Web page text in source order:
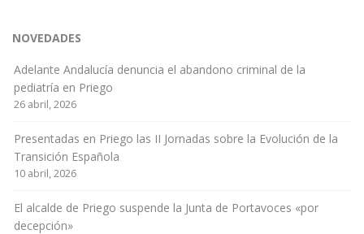
NOVEDADES
Adelante Andalucía denuncia el abandono criminal de la
pediatría en Priego
26 abril, 2026
Presentadas en Priego las II Jornadas sobre la Evolución de la
Transición Española
10 abril, 2026
El alcalde de Priego suspende la Junta de Portavoces «por
decepción»